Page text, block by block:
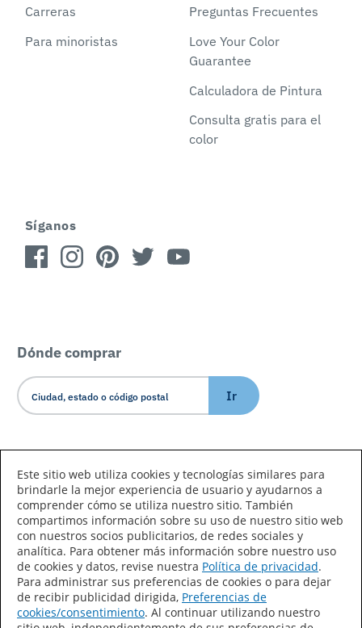
Carreras
Para minoristas
Preguntas Frecuentes
Love Your Color
Guarantee
Calculadora de Pintura
Consulta gratis para el
color
Síganos
Dónde comprar
Ir
Declaración de accesibilidad
Mapa del sitio
Términos de uso
Privacidad
Este sitio web utiliza cookies y tecnologías similares para
brindarle la mejor experiencia de usuario y ayudarnos a
comprender cómo se utiliza nuestro sitio. También
compartimos información sobre su uso de nuestro sitio web
con nuestros socios publicitarios, de redes sociales y
analítica. Para obtener más información sobre nuestro uso
de cookies y datos, revise nuestra Política de privacidad.
Para administrar sus preferencias de cookies o para dejar
de recibir publicidad dirigida, Preferencias de
cookies/consentimiento. Al continuar utilizando nuestro